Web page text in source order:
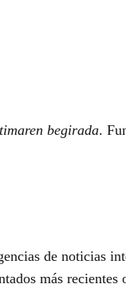
begirada.
de noticias
más recientes